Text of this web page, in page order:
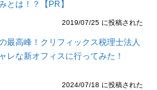
とは！？【PR】
2019/07/25 に投稿された
最高峰！クリフィックス税理士法人
レな新オフィスに行ってみた！
2024/07/18 に投稿された